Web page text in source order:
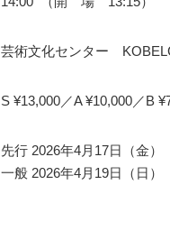
芸術文化センター
S ¥13,000／A ¥10,000／B
先行 2026年4月17日（金）
一般 2026年4月19日（日）